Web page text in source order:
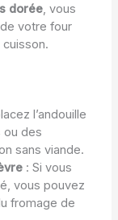
dorée, vous
votre four
l’andouille
ou des
sans viande.
: Si vous
vous pouvez
fromage de